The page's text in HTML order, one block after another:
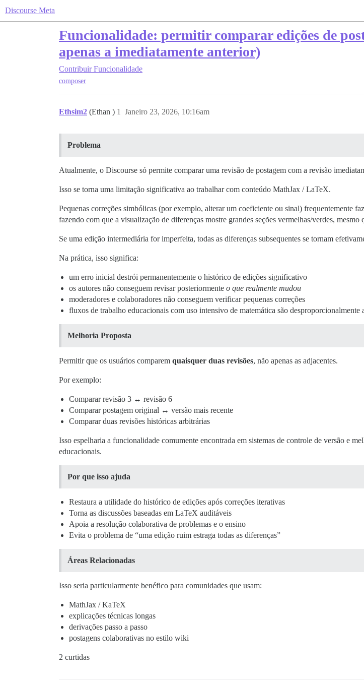
Discourse Meta
Funcionalidade: permitir comparar edições de
apenas a imediatamente anterior)
Contribuir Funcionalidade
composer
Ethsim2 (Ethan ) Janeiro 23, 2026, 10:16am
1
Problema
Atualmente, o Discourse só permite comparar uma revisão de postagem com a revisão
Isso se torna uma limitação significativa ao trabalhar com conteúdo MathJax / LaTeX.
Pequenas correções simbólicas (por exemplo, alterar um coeficiente ou sinal) frequentemente
fazendo com que a visualização de diferenças mostre grandes seções vermelhas/verdes,
Se uma edição intermediária for imperfeita, todas as diferenças subsequentes se tornam
Na prática, isso significa:
um erro inicial destrói permanentemente o histórico de edições significativo
os autores não conseguem revisar posteriormente o que realmente mudou
moderadores e colaboradores não conseguem verificar pequenas correções
fluxos de trabalho educacionais com uso intensivo de matemática são desproporcionalmente
Melhoria Proposta
Permitir que os usuários comparem quaisquer duas revisões, não apenas as adjacentes.
Por exemplo:
Comparar revisão 3 ↔ revisão 6
Comparar postagem original ↔ versão mais recente
Comparar duas revisões históricas arbitrárias
Isso espelharia a funcionalidade comumente encontrada em sistemas de controle de versão e
educacionais.
Por que isso ajuda
Restaura a utilidade do histórico de edições após correções iterativas
Torna as discussões baseadas em LaTeX auditáveis
Apoia a resolução colaborativa de problemas e o ensino
Evita o problema de “uma edição ruim estraga todas as diferenças”
Áreas Relacionadas
Isso seria particularmente benéfico para comunidades que usam:
MathJax / KaTeX
explicações técnicas longas
derivações passo a passo
postagens colaborativas no estilo wiki
2 curtidas